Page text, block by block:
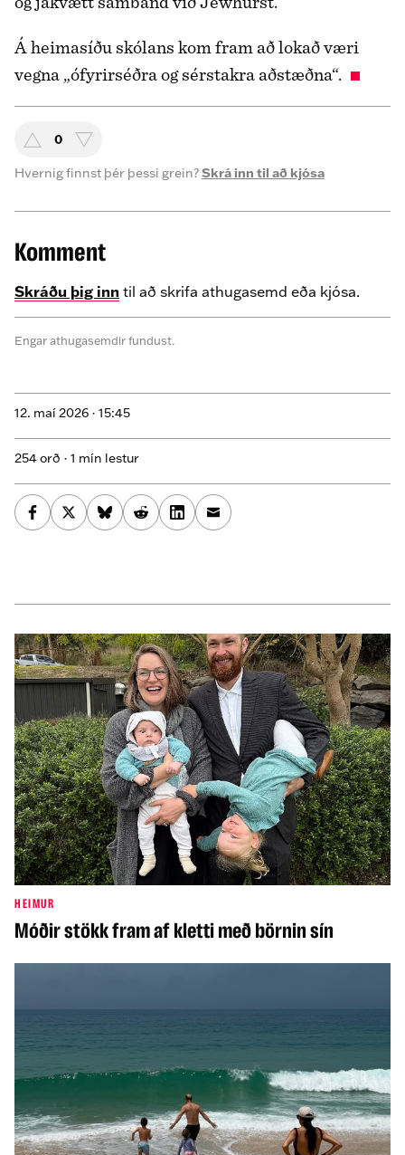
Á heimasíðu skólans kom fram að lokað væri
vegna „ófyrirséðra og sérstakra aðstæðna“.
0
Hvernig finnst þér þessi grein?Skrá inn til að kjósa
Komment
Skráðu þig inn til að skrifa athugasemd eða kjósa.
Engar athugasemdir fundust.
12. maí 2026 · 15:45
254 orð · 1 mín lestur
HEIMUR
Móðir stökk fram af kletti með börnin sín